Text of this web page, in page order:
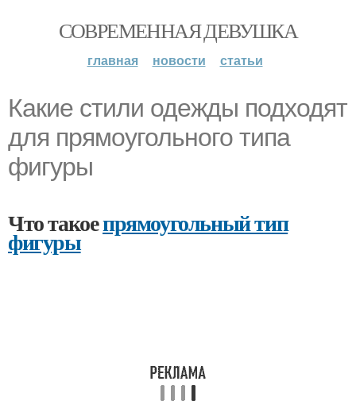
СОВРЕМЕННАЯ ДЕВУШКА
главная новости статьи
Какие стили одежды подходят
для прямоугольного типа
фигуры
Что такоепрямоугольный тип
фигуры